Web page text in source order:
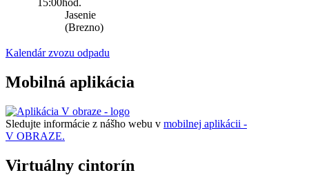
Jasenie
(Brezno)
Kalendár zvozu odpadu
Mobilná aplikácia
Sledujte informácie z nášho webu v mobilnej aplikácii -
V OBRAZE.
Virtuálny cintorín